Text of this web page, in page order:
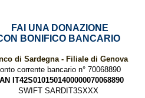
FAI UNA DONAZIONE
BONIFICO BANCARIO
di Sardegna - Filiale di Genova
corrente bancario n° 70068890
IT42S0101501400000070068890
SWIFT SARDIT3SXXX